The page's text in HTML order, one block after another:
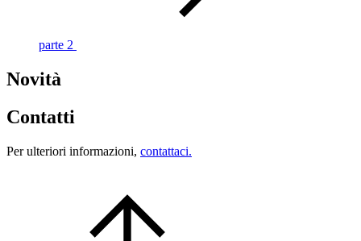
parte 2
Novità
Contatti
Per ulteriori informazioni, contattaci.